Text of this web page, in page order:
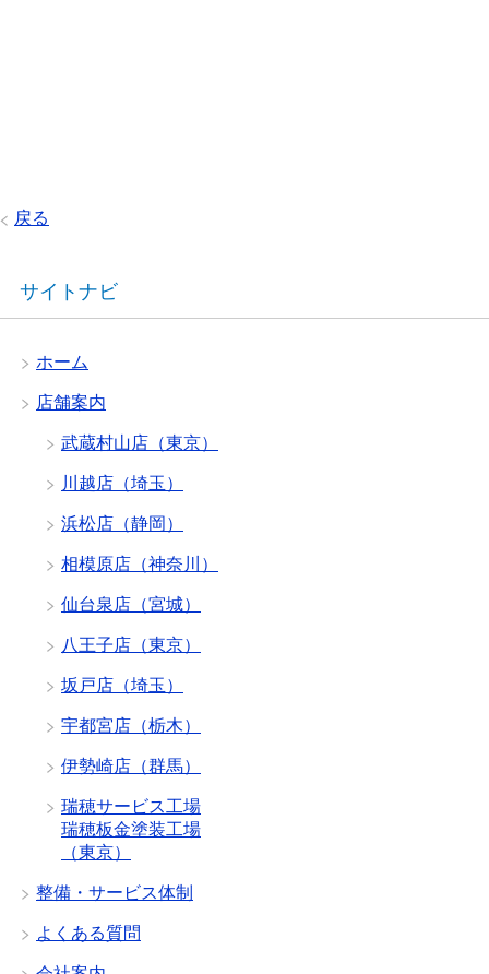
戻る
サイトナビ
ホーム
店舗案内
武蔵村山店（東京）
川越店（埼玉）
浜松店（静岡）
相模原店（神奈川）
仙台泉店（宮城）
八王子店（東京）
坂戸店（埼玉）
宇都宮店（栃木）
伊勢崎店（群馬）
瑞穂サービス工場
瑞穂板金塗装工場
（東京）
整備・サービス体制
よくある質問